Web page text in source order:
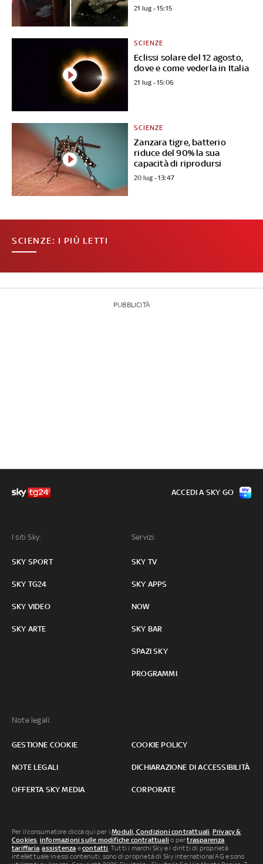
21 lug - 15:15
Eclissi solare del 12 agosto,
dove e come vederla in Italia
SCIENZE
21 lug - 15:06
Zanzara tigre, batterio
riduce del 90% la sua
capacità di riprodursi
SCIENZE
20 lug - 13:47
SCIENZE: I PIÙ LETTI
PUBBLICITÀ
I siti Sky:
SKY SPORT
SKY TG24
SKY VIDEO
SKY ARTE
Servizi:
SKY TV
SKY APPS
NOW
SKY BAR
SPAZI SKY
PROGRAMMI
Note legali:
GESTIONE COOKIE COOKIE POLICY
NOTE LEGALI DICHIARAZIONE DI ACCESSIBILITÀ
OFFERTA SKY MEDIA CORPORATE
ACCEDI A SKY GO
Per il consumatore clicca qui per iModuli, Condizioni contrattuali Privacy &
Cookies informazioni sulle modifiche contrattuali o pertrasparenza
tariffaria ,assistenza econtatti . Tutti i marchi Sky e i diritti di proprietà
intellettuale in essi contenuti, sono di proprietà di Sky international AG e sono